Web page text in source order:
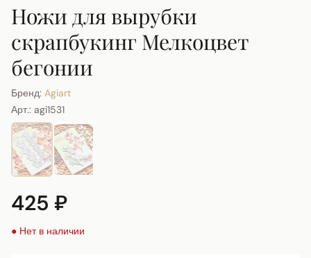
Ножи для вырубки
скрапбукинг Мелкоцвет
бегонии
Бренд: Agiart
Арт.: agi1531
425 ₽
● Нет в наличии